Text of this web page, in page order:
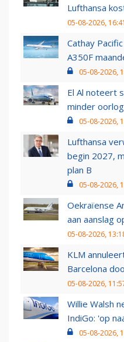
Lufthansa
05-08-2026, 16:41
Cathay
A350F
05-08-2026,
El Al noteert
minder
05-08-2026,
Lufthansa
begin 2027,
plan B
05-08-2026,
Oekraïense
aan aanslag
05-08-2026,
KLM
Barcelona
05-08-2026,
Willie Walsh
IndiGo: 'op
05-08-2026,